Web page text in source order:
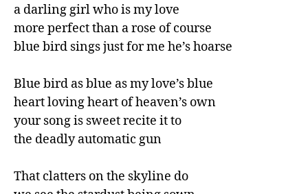
a darling girl who is my love
more perfect than a rose of course
blue bird sings just for me he’s hoarse
Blue bird as blue as my love’s blue
heart loving heart of heaven’s own
your song is sweet recite it to
the deadly automatic gun
That clatters on the skyline do